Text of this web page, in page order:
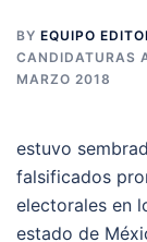
BY EQUIPO
CANDIDATURAS
MARZO 2018
estuvo
falsificados
electorales en
estado de